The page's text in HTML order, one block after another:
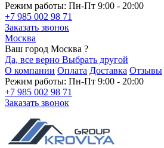
Режим работы: Пн-Пт 9:00 - 20:00
+7 985 002 98 71
Заказать звонок
Москва
Ваш город Москва ?
Да, все верно Выбрать другой
О компании Оплата Доставка Отзывы
Режим работы: Пн-Пт 9:00 - 20:00
+7 985 002 98 71
Заказать звонок